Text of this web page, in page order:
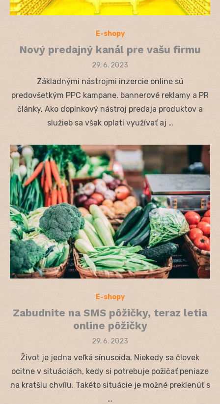
E-shopy
Nový predajný kanál pre vašu firmu
Posted
29. 6. 2023
Základnými nástrojmi inzercie online sú
predovšetkým PPC kampane, bannerové reklamy a PR
články. Ako doplnkový nástroj predaja produktov a
služieb sa však oplatí využívať aj …
E-shopy
Zabudnite na SMS pôžičky, teraz letia
online pôžičky
Posted
29. 6. 2023
Život je jedna veľká sínusoida. Niekedy sa človek
ocitne v situáciách, kedy si potrebuje požičať peniaze
na kratšiu chvíľu. Takéto situácie je možné preklenúť s
…